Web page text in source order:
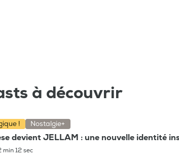
à découvrir
! Nostalgie+
devient JELLAM : une nouvelle identité
min 12 sec